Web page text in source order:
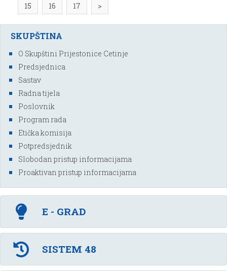
15
16 17 >
SKUPŠTINA
O Skupštini Prijestonice Cetinje
Predsjednica
Sastav
Radna tijela
Poslovnik
Program rada
Etička komisija
Potpredsjednik
Slobodan pristup informacijama
Proaktivan pristup informacijama
E - GRAD
SISTEM 48